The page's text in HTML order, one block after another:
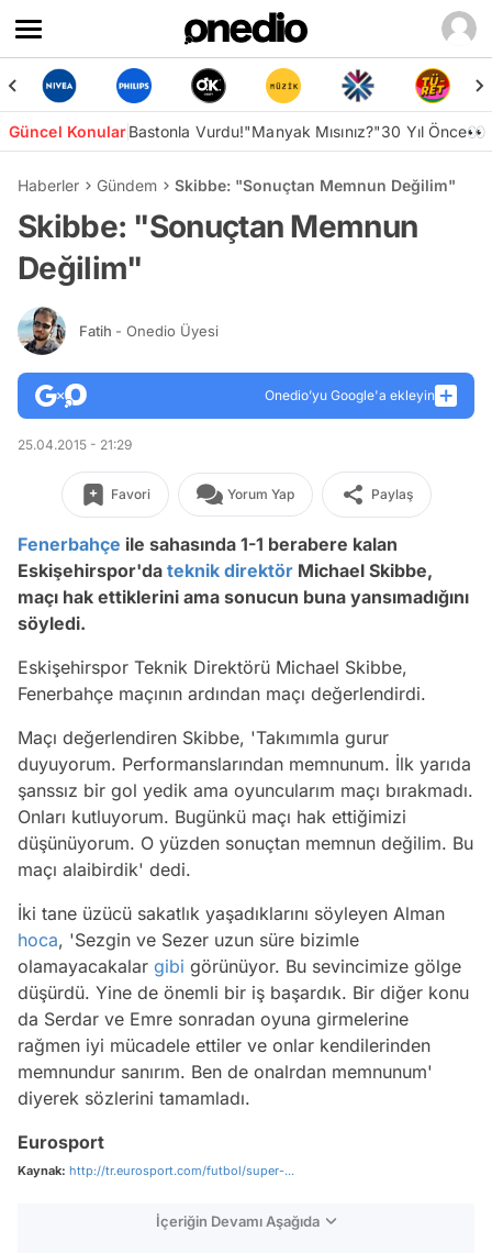
Güncel KonularBastonla Vurdu!"Manyak Mısınız?"30 Yıl Önce👀
Haberler Gündem Skibbe: "Sonuçtan Memnun Değilim"
Skibbe: "Sonuçtan Memnun
Değilim"
Fatih - Onedio Üyesi
Onedio’yu Google'a ekleyin
25.04.2015 - 21:29
Favori Yorum Yap Paylaş
Fenerbahçe ile sahasında 1-1 berabere kalan
Eskişehirspor'da teknik direktör Michael Skibbe,
maçı hak ettiklerini ama sonucun buna yansımadığını
söyledi.
Eskişehirspor Teknik Direktörü Michael Skibbe,
Fenerbahçe maçının ardından maçı değerlendirdi.
Maçı değerlendiren Skibbe, 'Takımımla gurur
duyuyorum. Performanslarından memnunum. İlk yarıda
şanssız bir gol yedik ama oyuncularım maçı bırakmadı.
Onları kutluyorum. Bugünkü maçı hak ettiğimizi
düşünüyorum. O yüzden sonuçtan memnun değilim. Bu
maçı alaibirdik' dedi.
İki tane üzücü sakatlık yaşadıklarını söyleyen Alman
hoca, 'Sezgin ve Sezer uzun süre bizimle
olamayacakalar gibi görünüyor. Bu sevincimize gölge
düşürdü. Yine de önemli bir iş başardık. Bir diğer konu
da Serdar ve Emre sonradan oyuna girmelerine
rağmen iyi mücadele ettiler ve onlar kendilerinden
memnundur sanırım. Ben de onalrdan memnunum'
diyerek sözlerini tamamladı.
Eurosport
Kaynak: http://tr.eurosport.com/futbol/super-...
İçeriğin Devamı Aşağıda